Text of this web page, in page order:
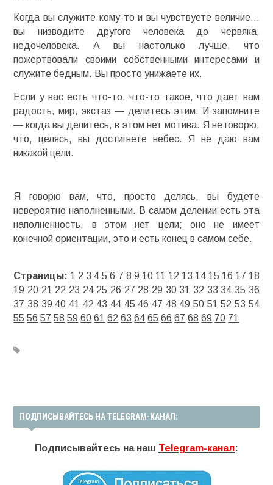
Когда вы служите кому-то и вы чувствуете величие…
вы низводите другого человека до червяка,
недочеловека. А вы настолько лучше, что
пожертвовали своими собственными интересами и
служите бедным. Вы просто унижаете их.
Если у вас есть что-то, что-то такое, что дает вам
радость, мир, экстаз — делитесь этим. И запомните
— когда вы делитесь, в этом нет мотива. Я не говорю,
что, целясь, вы достигнете небес. Я не даю вам
никакой цели.
Я говорю вам, что, просто делясь, вы будете
невероятно наполненными. В самом делении есть эта
наполненность, в этом нет цели; оно не имеет
конечной ориентации, это и есть конец в самом себе.
Страницы: 1 2 3 4 5 6 7 8 9 10 11 12 13 14 15 16 17 18
19 20 21 22 23 24 25 26 27 28 29 30 31 32 33 34 35 36
37 38 39 40 41 42 43 44 45 46 47 48 49 50 51 52 53 54
55 56 57 58 59 60 61 62 63 64 65 66 67 68 69 70 71
ПОДПИСЫВАЙТЕСЬ НА TELEGRAM-КАНАЛ:
Подписывайтесь на наш Telegram-канал: